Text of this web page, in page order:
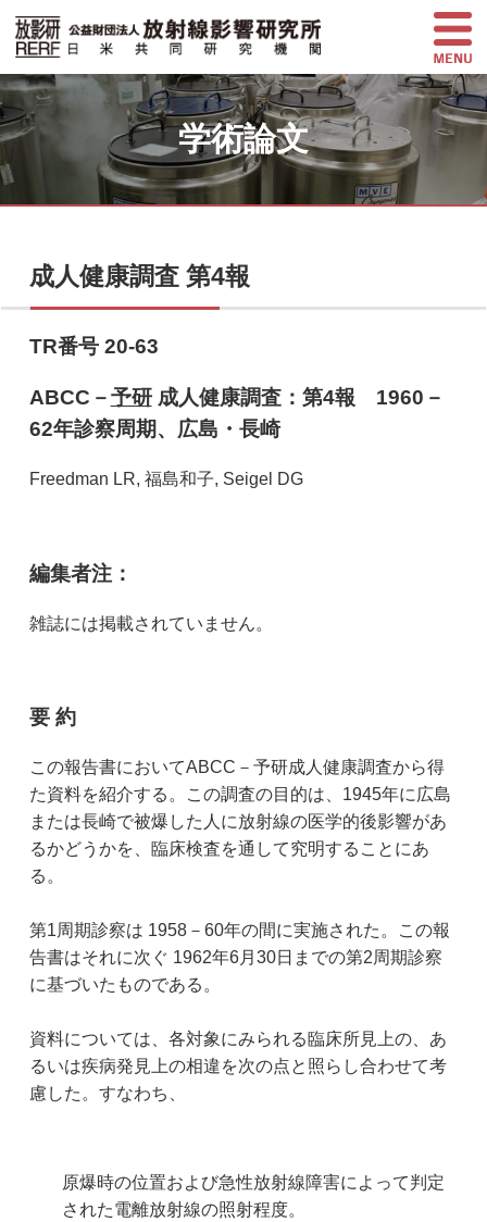
学術論文
成人健康調査 第4報
TR番号 20-63
ABCC－予研成人健康調査：第4報 1960－
62年診察周期、広島・長崎
Freedman LR, 福島和子, Seigel DG
編集者注：
雑誌には掲載されていません。
要 約
この報告書においてABCC－予研成人健康調査から得
た資料を紹介する。この調査の目的は、1945年に広島
または長崎で被爆した人に放射線の医学的後影響があ
るかどうかを、臨床検査を通して究明することにあ
る。
第1周期診察は 1958－60年の間に実施された。この報
告書はそれに次ぐ 1962年6月30日までの第2周期診察
に基づいたものである。
資料については、各対象にみられる臨床所見上の、あ
るいは疾病発見上の相違を次の点と照らし合わせて考
慮した。すなわち、
原爆時の位置および急性放射線障害によって判定
された電離放射線の照射程度。